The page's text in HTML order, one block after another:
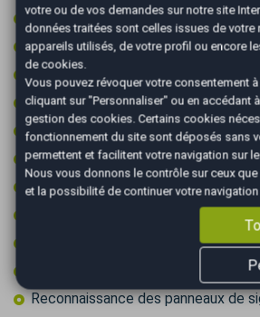
Jantes aluminium
Limiteur de vitesse
Ordinateur de bord
Pack cuir
Palettes au volant
Peinture integrale
Prise 12v
Radar arrière de détection
Radar avant de détection
Reconnaissance des panneaux de
votre ou de vos demandes sur notre site
données traitées sont celles issues de votre
appareils utilisés, de votre profil ou encore
de cookies.
Vous pouvez révoquer votre consentement
cliquant sur "Personnaliser" ou en accédant
gestion des cookies. Certains cookies
fonctionnement du site sont déposés sans
permettent et facilitent votre navigation sur
Nous vous donnons le contrôle sur ceux
et la possibilité de continuer votre